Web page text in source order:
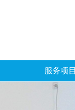
服务项目